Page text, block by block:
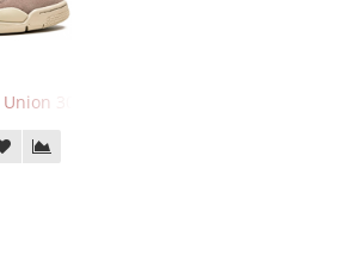
30th Anniversary Taupe Haze